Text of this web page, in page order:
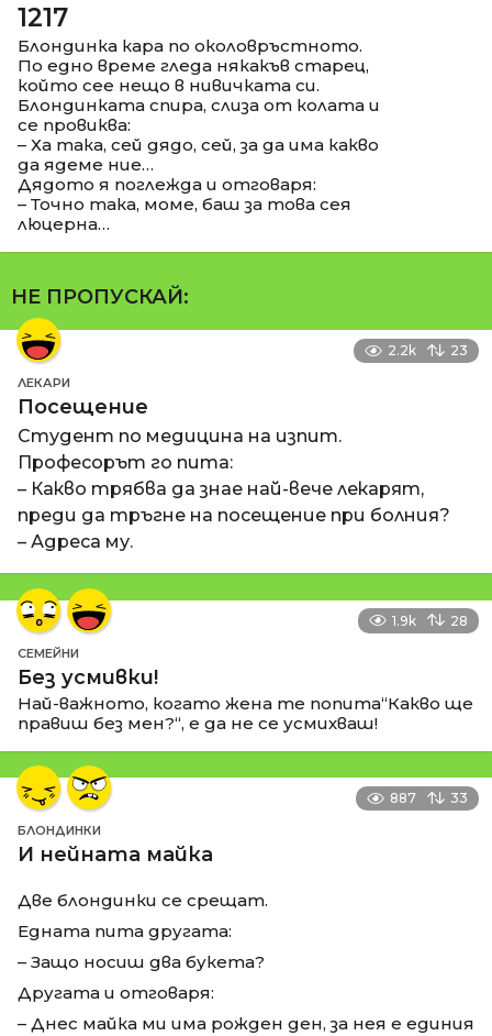
1217
Блондинка кара по околовръстното.
По едно време гледа някакъв старец,
който сее нещо в нивичката си.
Блондинката спира, слиза от колата и
се провиква:
– Ха така, сей дядо, сей, за да има какво
да ядеме ние…
Дядото я поглежда и отговаря:
– Точно така, моме, баш за това сея
люцерна…
НЕ ПРОПУСКАЙ:
2.2k 23
ЛЕКАРИ
Посещение
Студент по медицина на изпит.
Професорът го пита:
– Какво трябва да знае най-вече лекарят,
преди да тръгне на посещение при болния?
– Адреса му.
1.9k 28
СЕМЕЙНИ
Без усмивки!
Най-важното, когато жена те попита“Какво ще
правиш без мен?“, е да не се усмихваш!
887 33
БЛОНДИНКИ
И нейната майка
Две блондинки се срещат.
Едната пита другата:
– Защо носиш два букета?
Другата и отговаря:
– Днес майка ми има рожден ден, за нея е единия